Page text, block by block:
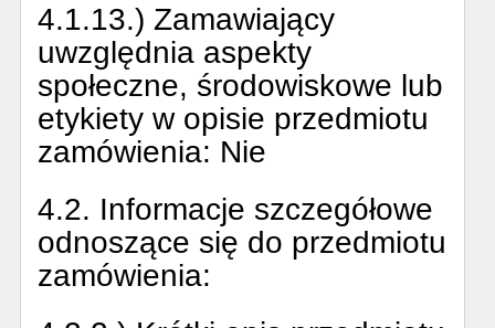
4.1.13.) Zamawiający
uwzględnia aspekty
społeczne, środowiskowe lub
etykiety w opisie przedmiotu
zamówienia: Nie
4.2. Informacje szczegółowe
odnoszące się do przedmiotu
zamówienia: